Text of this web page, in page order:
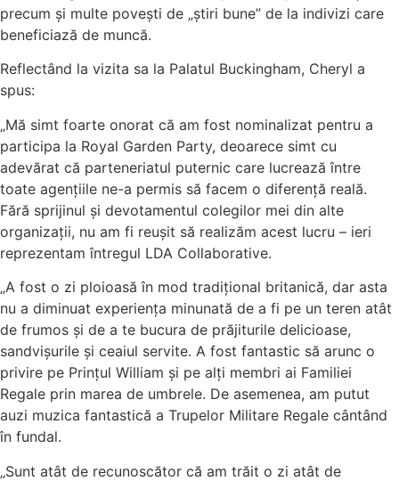
precum și multe povești de „știri bune” de la indivizi care
beneficiază de muncă.
Reflectând la vizita sa la Palatul Buckingham, Cheryl a
spus:
„Mă simt foarte onorat că am fost nominalizat pentru a
participa la Royal Garden Party, deoarece simt cu
adevărat că parteneriatul puternic care lucrează între
toate agențiile ne-a permis să facem o diferență reală.
Fără sprijinul și devotamentul colegilor mei din alte
organizații, nu am fi reușit să realizăm acest lucru – ieri
reprezentam întregul LDA Collaborative.
„A fost o zi ploioasă în mod tradițional britanică, dar asta
nu a diminuat experiența minunată de a fi pe un teren atât
de frumos și de a te bucura de prăjiturile delicioase,
sandvișurile și ceaiul servite. A fost fantastic să arunc o
privire pe Prințul William și pe alți membri ai Familiei
Regale prin marea de umbrele. De asemenea, am putut
auzi muzica fantastică a Trupelor Militare Regale cântând
în fundal.
„Sunt atât de recunoscător că am trăit o zi atât de